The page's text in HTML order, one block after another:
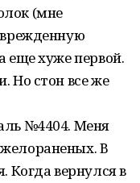
(мне
еще хуже первой.
Но стон все же
№4404. Меня
В
Когда вернулся в